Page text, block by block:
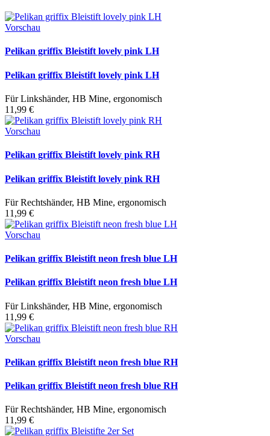
Vorschau
Pelikan griffix Bleistift lovely pink LH
Pelikan griffix Bleistift lovely pink LH
Für Linkshänder, HB Mine, ergonomisch
11,99 €
Vorschau
Pelikan griffix Bleistift lovely pink RH
Pelikan griffix Bleistift lovely pink RH
Für Rechtshänder, HB Mine, ergonomisch
11,99 €
Vorschau
Pelikan griffix Bleistift neon fresh blue LH
Pelikan griffix Bleistift neon fresh blue LH
Für Linkshänder, HB Mine, ergonomisch
11,99 €
Vorschau
Pelikan griffix Bleistift neon fresh blue RH
Pelikan griffix Bleistift neon fresh blue RH
Für Rechtshänder, HB Mine, ergonomisch
11,99 €